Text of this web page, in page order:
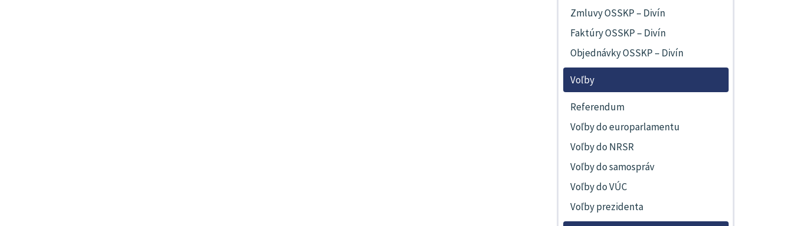
Zmluvy OSSKP – Divín
Faktúry OSSKP – Divín
Objednávky OSSKP – Divín
Voľby
Referendum
Voľby do europarlamentu
Voľby do NRSR
Voľby do samospráv
Voľby do VÚC
Voľby prezidenta